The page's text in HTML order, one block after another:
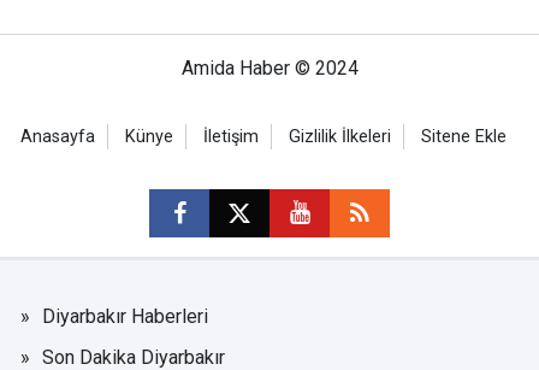
Amida Haber © 2024
Anasayfa Künye İletişim Gizlilik İlkeleri Sitene Ekle
Diyarbakır Haberleri
Son Dakika Diyarbakır